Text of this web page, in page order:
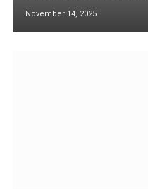
November 14, 2025